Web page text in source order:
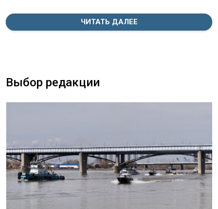
ЧИТАТЬ ДАЛЕЕ
Выбор редакции